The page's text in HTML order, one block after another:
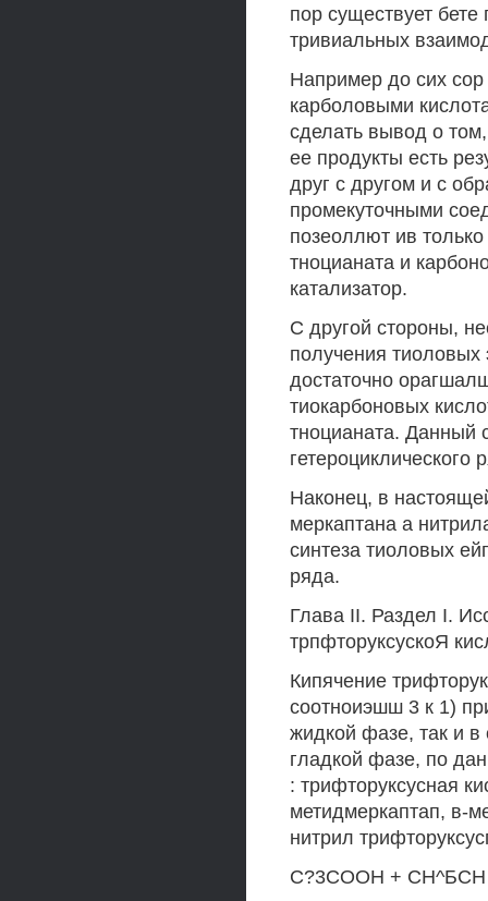
пор существует
тривиальных
Например до сих сор
карболовыми
сделать вывод о
ее продукты есть
друг с другом и с
промекуточными
позеоллют ив
тноцианата и
катализатор.
С другой стороны,
получения
достаточно
тиокарбоновых
тноцианата. Данный
гетероциклического
Наконец, в
меркаптана а
синтеза тиоловых
ряда.
Глава II. Раздел I.
трпфторуксускоЯ
Кипячение
соотноиэшш 3 к 1)
жидкой фазе, так и в
гладкой фазе, по
: трифторуксусная
метидмеркаптап, в-
нитрил
С?3СООН +